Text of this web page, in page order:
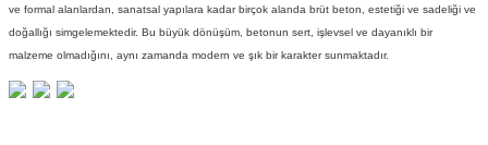
ve formal alanlardan, sanatsal yapılara kadar birçok alanda brüt beton, estetiği ve sadeliği ve
doğallığı simgelemektedir. Bu büyük dönüşüm, betonun sert, işlevsel ve dayanıklı bir
malzeme olmadığını, aynı zamanda modern ve şık bir karakter sunmaktadır.